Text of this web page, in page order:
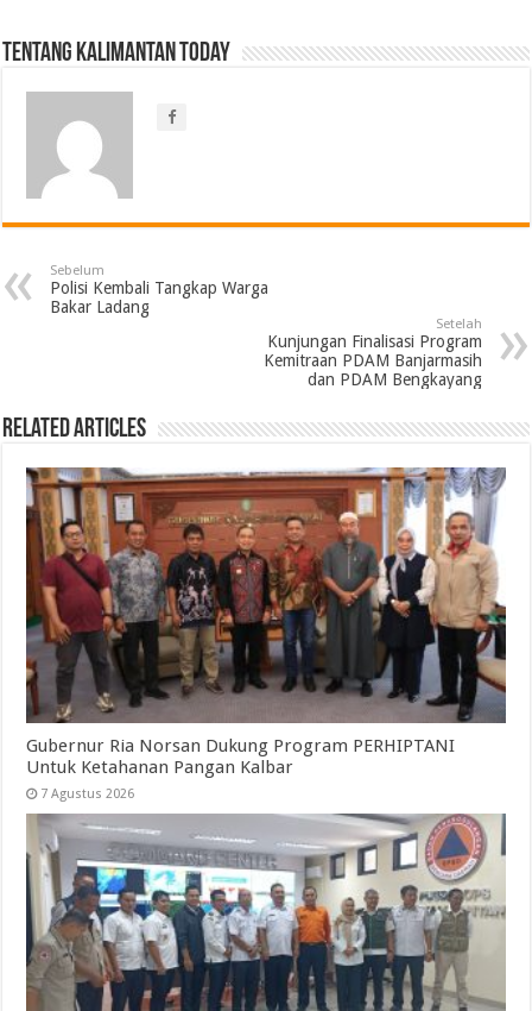
Tentang Kalimantan Today
Sebelum
Polisi Kembali Tangkap Warga
Bakar Ladang
Setelah
Kunjungan Finalisasi Program
Kemitraan PDAM Banjarmasih
dan PDAM Bengkayang
Related Articles
Gubernur Ria Norsan Dukung Program PERHIPTANI
Untuk Ketahanan Pangan Kalbar
7 Agustus 2026